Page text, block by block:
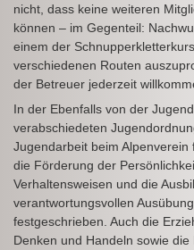
nicht, dass keine weiteren
können – im Gegenteil:
einem der
verschiedenen Routen
der Betreuer jederzeit
In der Ebenfalls von der
verabschiedeten
Jugendarbeit beim
die Förderung der
Verhaltensweisen und die
verantwortungsvollen
festgeschrieben. Auch die
Denken und Handeln sowie